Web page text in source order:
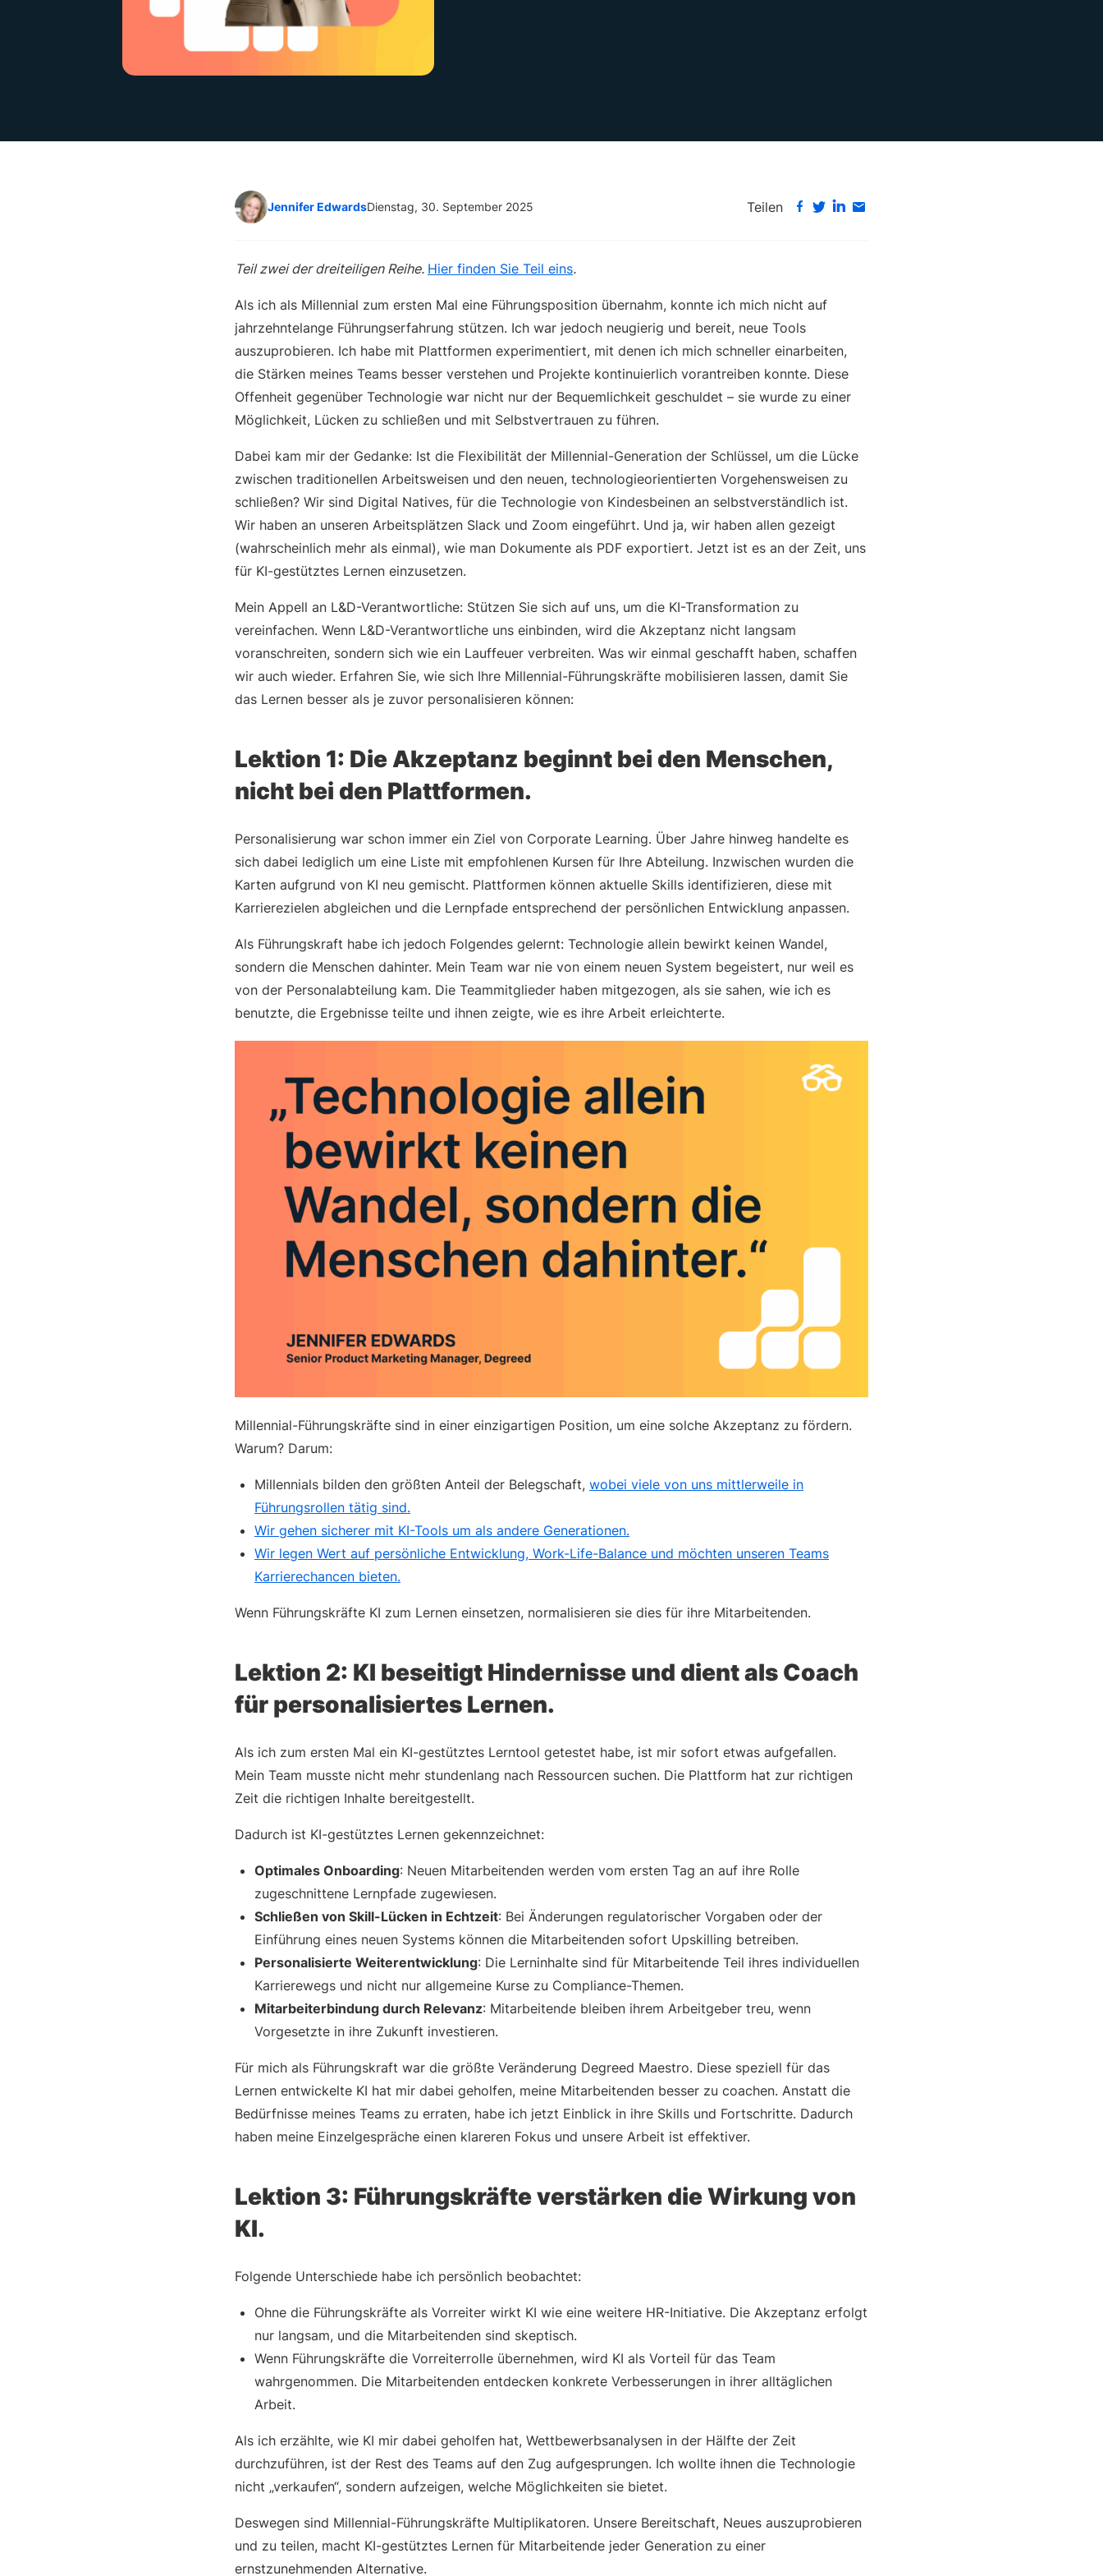
Jennifer EdwardsDienstag, 30. September 2025 Teilen
Teil zwei der dreiteiligen Reihe. Hier finden Sie Teil eins.
Als ich als Millennial zum ersten Mal eine Führungsposition übernahm, konnte ich mich nicht auf
jahrzehntelange Führungserfahrung stützen. Ich war jedoch neugierig und bereit, neue Tools
auszuprobieren. Ich habe mit Plattformen experimentiert, mit denen ich mich schneller einarbeiten,
die Stärken meines Teams besser verstehen und Projekte kontinuierlich vorantreiben konnte. Diese
Offenheit gegenüber Technologie war nicht nur der Bequemlichkeit geschuldet – sie wurde zu einer
Möglichkeit, Lücken zu schließen und mit Selbstvertrauen zu führen.
Dabei kam mir der Gedanke: Ist die Flexibilität der Millennial-Generation der Schlüssel, um die Lücke
zwischen traditionellen Arbeitsweisen und den neuen, technologieorientierten Vorgehensweisen zu
schließen? Wir sind Digital Natives, für die Technologie von Kindesbeinen an selbstverständlich ist.
Wir haben an unseren Arbeitsplätzen Slack und Zoom eingeführt. Und ja, wir haben allen gezeigt
(wahrscheinlich mehr als einmal), wie man Dokumente als PDF exportiert. Jetzt ist es an der Zeit, uns
für KI-gestütztes Lernen einzusetzen.
Mein Appell an L&D-Verantwortliche: Stützen Sie sich auf uns, um die KI-Transformation zu
vereinfachen. Wenn L&D-Verantwortliche uns einbinden, wird die Akzeptanz nicht langsam
voranschreiten, sondern sich wie ein Lauffeuer verbreiten. Was wir einmal geschafft haben, schaffen
wir auch wieder. Erfahren Sie, wie sich Ihre Millennial-Führungskräfte mobilisieren lassen, damit Sie
das Lernen besser als je zuvor personalisieren können:
Lektion 1: Die Akzeptanz beginnt bei den Menschen,
nicht bei den Plattformen.
Personalisierung war schon immer ein Ziel von Corporate Learning. Über Jahre hinweg handelte es
sich dabei lediglich um eine Liste mit empfohlenen Kursen für Ihre Abteilung. Inzwischen wurden die
Karten aufgrund von KI neu gemischt. Plattformen können aktuelle Skills identifizieren, diese mit
Karrierezielen abgleichen und die Lernpfade entsprechend der persönlichen Entwicklung anpassen.
Als Führungskraft habe ich jedoch Folgendes gelernt: Technologie allein bewirkt keinen Wandel,
sondern die Menschen dahinter. Mein Team war nie von einem neuen System begeistert, nur weil es
von der Personalabteilung kam. Die Teammitglieder haben mitgezogen, als sie sahen, wie ich es
benutzte, die Ergebnisse teilte und ihnen zeigte, wie es ihre Arbeit erleichterte.
Millennial-Führungskräfte sind in einer einzigartigen Position, um eine solche Akzeptanz zu fördern.
Warum? Darum:
Millennials bilden den größten Anteil der Belegschaft, wobei viele von uns mittlerweile in
Führungsrollen tätig sind.
Wir gehen sicherer mit KI-Tools um als andere Generationen.
Wir legen Wert auf persönliche Entwicklung, Work-Life-Balance und möchten unseren Teams
Karrierechancen bieten.
Wenn Führungskräfte KI zum Lernen einsetzen, normalisieren sie dies für ihre Mitarbeitenden.
Lektion 2: KI beseitigt Hindernisse und dient als Coach
für personalisiertes Lernen.
Als ich zum ersten Mal ein KI-gestütztes Lerntool getestet habe, ist mir sofort etwas aufgefallen.
Mein Team musste nicht mehr stundenlang nach Ressourcen suchen. Die Plattform hat zur richtigen
Zeit die richtigen Inhalte bereitgestellt.
Dadurch ist KI-gestütztes Lernen gekennzeichnet:
Optimales Onboarding: Neuen Mitarbeitenden werden vom ersten Tag an auf ihre Rolle
zugeschnittene Lernpfade zugewiesen.
Schließen von Skill-Lücken in Echtzeit: Bei Änderungen regulatorischer Vorgaben oder der
Einführung eines neuen Systems können die Mitarbeitenden sofort Upskilling betreiben.
Personalisierte Weiterentwicklung: Die Lerninhalte sind für Mitarbeitende Teil ihres individuellen
Karrierewegs und nicht nur allgemeine Kurse zu Compliance-Themen.
Mitarbeiterbindung durch Relevanz: Mitarbeitende bleiben ihrem Arbeitgeber treu, wenn
Vorgesetzte in ihre Zukunft investieren.
Für mich als Führungskraft war die größte Veränderung Degreed Maestro. Diese speziell für das
Lernen entwickelte KI hat mir dabei geholfen, meine Mitarbeitenden besser zu coachen. Anstatt die
Bedürfnisse meines Teams zu erraten, habe ich jetzt Einblick in ihre Skills und Fortschritte. Dadurch
haben meine Einzelgespräche einen klareren Fokus und unsere Arbeit ist effektiver.
Lektion 3: Führungskräfte verstärken die Wirkung von
KI.
Folgende Unterschiede habe ich persönlich beobachtet:
Ohne die Führungskräfte als Vorreiter wirkt KI wie eine weitere HR-Initiative. Die Akzeptanz erfolgt
nur langsam, und die Mitarbeitenden sind skeptisch.
Wenn Führungskräfte die Vorreiterrolle übernehmen, wird KI als Vorteil für das Team
wahrgenommen. Die Mitarbeitenden entdecken konkrete Verbesserungen in ihrer alltäglichen
Arbeit.
Als ich erzählte, wie KI mir dabei geholfen hat, Wettbewerbsanalysen in der Hälfte der Zeit
durchzuführen, ist der Rest des Teams auf den Zug aufgesprungen. Ich wollte ihnen die Technologie
nicht „verkaufen“, sondern aufzeigen, welche Möglichkeiten sie bietet.
Deswegen sind Millennial-Führungskräfte Multiplikatoren. Unsere Bereitschaft, Neues auszuprobieren
und zu teilen, macht KI-gestütztes Lernen für Mitarbeitende jeder Generation zu einer
ernstzunehmenden Alternative.